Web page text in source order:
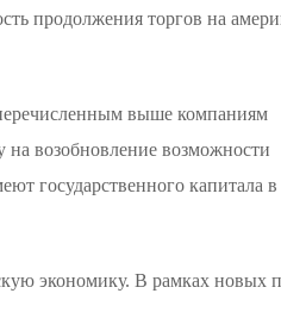
продолжения торгов на
выше компаниям
возобновление возможности
государственного капитала в
экономику. В рамках новых